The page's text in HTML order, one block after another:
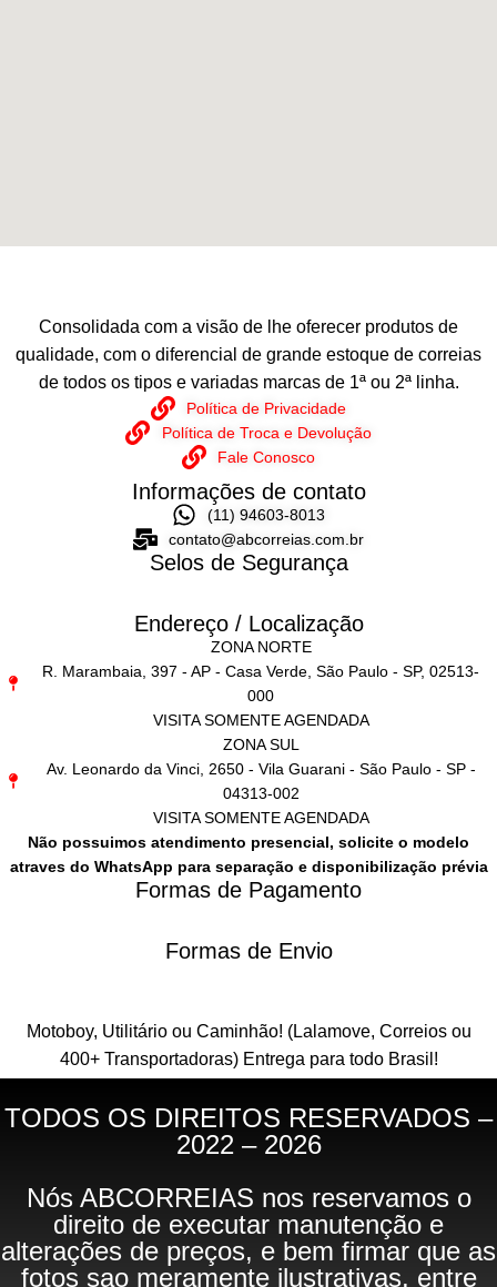
Consolidada com a visão de lhe oferecer produtos de
qualidade, com o diferencial de grande estoque de correias
de todos os tipos e variadas marcas de 1ª ou 2ª linha.
Política de Privacidade
Política de Troca e Devolução
Fale Conosco
Informações de contato
(11) 94603-8013
contato@abcorreias.com.br
Selos de Segurança
Endereço / Localização
ZONA NORTE
R. Marambaia, 397 - AP - Casa Verde, São Paulo - SP, 02513-
000
VISITA SOMENTE AGENDADA
ZONA SUL
Av. Leonardo da Vinci, 2650 - Vila Guarani - São Paulo - SP -
04313-002
VISITA SOMENTE AGENDADA
Não possuimos atendimento presencial, solicite o modelo
atraves do WhatsApp para separação e disponibilização prévia
Formas de Pagamento
Formas de Envio
Motoboy, Utilitário ou Caminhão! (Lalamove, Correios ou
400+ Transportadoras) Entrega para todo Brasil!
TODOS OS DIREITOS RESERVADOS –
2022 – 2026
Nós ABCORREIAS nos reservamos o
direito de executar manutenção e
alterações de preços, e bem firmar que as
fotos sao meramente ilustrativas, entre